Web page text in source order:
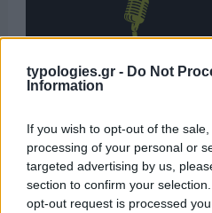
typologies.gr - Do Not
Information
If you wish to opt-out of the
processing of your personal or
targeted advertising by us,
section to confirm your
opt-out request is processed
Η ΣΤΗΛΗ ΜΑΣ